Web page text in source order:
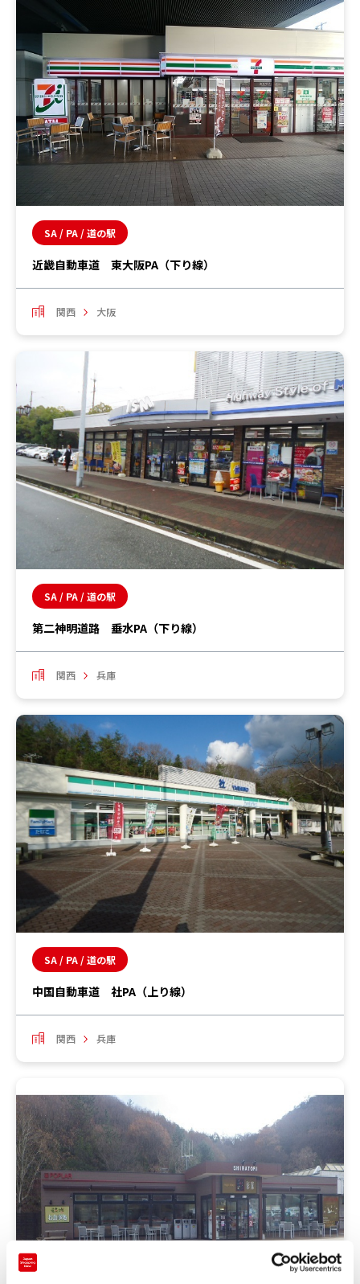
SA / PA / 道の駅
近畿自動車道 東大阪PA（下り線）
関西 大阪
SA / PA / 道の駅
第二神明道路 垂水PA（下り線）
関西 兵庫
SA / PA / 道の駅
中国自動車道 社PA（上り線）
関西 兵庫